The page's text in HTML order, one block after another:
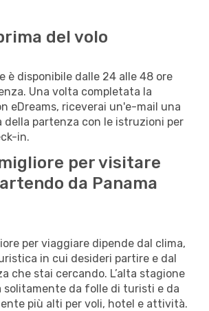
del volo
è disponibile dalle 24 alle 48 ore
Una volta completata la
eDreams, riceverai un'e-mail una
della partenza con le istruzioni per
in.
per visitare
da Panama
per viaggiare dipende dal clima,
in cui desideri partire e dal
che stai cercando. L’alta stagione
da folle di turisti e da
più alti per voli, hotel e attività.